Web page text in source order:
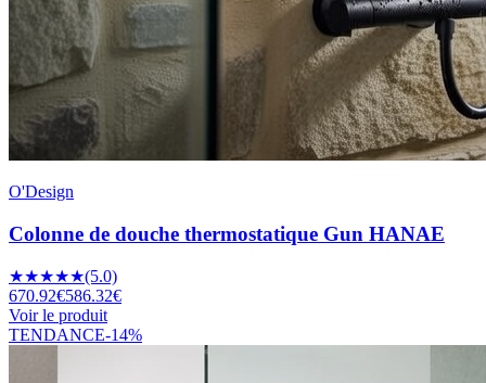
O'Design
Colonne de douche thermostatique Gun HANAE
★★★★★(5.0)
670.92€586.32€
Voir le produit
TENDANCE-14%